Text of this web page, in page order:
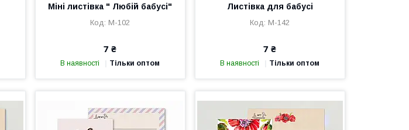
Міні листівка " Любій бабусі"
М-102
7 ₴
В наявності Тільки оптом
Листівка для бабусі
М-142
7 ₴
В наявності Тільки оптом